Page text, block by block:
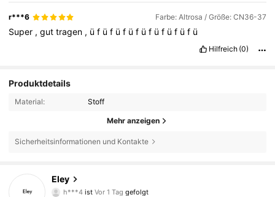
r***6 Farbe: Altrosa / Größe: CN36-37
Super ,guttragen , üf üf üf üf üf üf üf üf ü
Hilfreich (0)
Produktdetails
Material: Stoff
Mehr anzeigen
Sicherheitsinformationen und Kontakte
Eley
h***4